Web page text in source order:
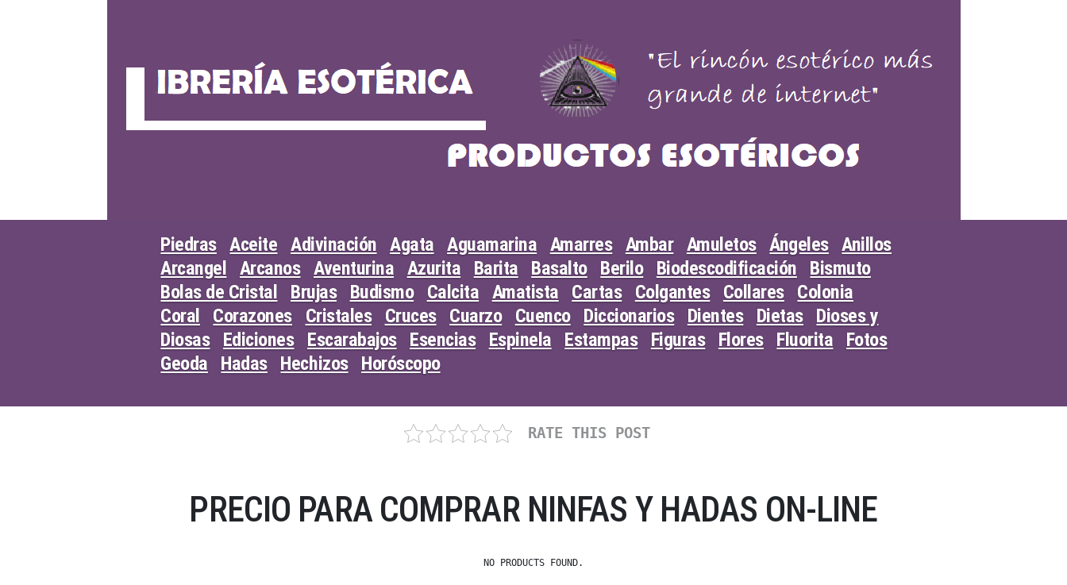
Piedras Aceite Adivinación Agata Aguamarina Amarres Ambar Amuletos Ángeles Anillos
Arcangel
Arcanos Aventurina Azurita Barita Basalto Berilo Biodescodificación
Bismuto
Bolas de Cristal
Brujas Budismo Calcita Amatista Cartas Colgantes Collares
Colonia
Coral
Corazones Cristales Cruces Cuarzo Cuenco Diccionarios Dientes Dietas
Dioses y
Diosas
Ediciones Escarabajos Esencias Espinela Estampas Figuras Flores Fluorita
Fotos
Geoda
Hadas Hechizos Horóscopo
RATE THIS POST
PRECIO PARA COMPRAR NINFAS Y HADAS ON-LINE
NO PRODUCTS FOUND.